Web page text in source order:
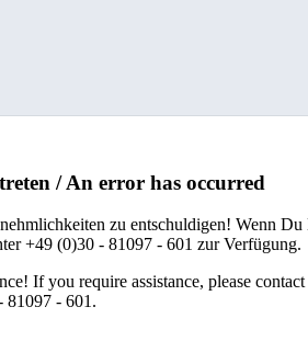
/ An error has occurred
zu entschuldigen! Wenn
+49 (0)30 - 81097 - 601 zur Verfügung.
If you require assistance, please
81097 - 601.